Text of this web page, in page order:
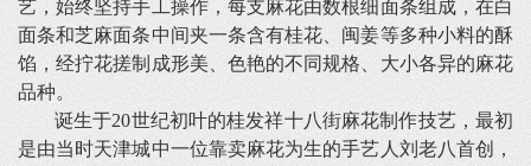
艺，始终坚持手工操作，每支麻花由数根细面条组成，在白
面条和芝麻面条中间夹一条含有桂花、闽姜等多种小料的酥
馅，经拧花搓制成形美、色艳的不同规格、大小各异的麻花
品种。
诞生于20世纪初叶的桂发祥十八街麻花制作技艺，最初
是由当时天津城中一位靠卖麻花为生的手艺人刘老八首创，